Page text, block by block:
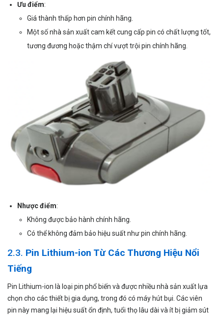
Ưu điểm:
Giá thành thấp hơn pin chính hãng.
Một số nhà sản xuất cam kết cung cấp pin có chất lượng tốt,
tương đương hoặc thậm chí vượt trội pin chính hãng.
Nhược điểm:
Không được bảo hành chính hãng.
Có thể không đảm bảo hiệu suất như pin chính hãng.
2.3. Pin Lithium-ion Từ Các Thương Hiệu Nổi
Tiếng
Pin Lithium-ion là loại pin phổ biến và được nhiều nhà sản xuất lựa
chọn cho các thiết bị gia dụng, trong đó có máy hút bụi. Các viên
pin này mang lại hiệu suất ổn định, tuổi thọ lâu dài và ít bị giảm sút